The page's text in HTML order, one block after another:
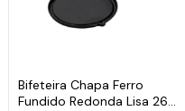
Bifeteira Chapa Ferro
Fundido Redonda Lisa 26